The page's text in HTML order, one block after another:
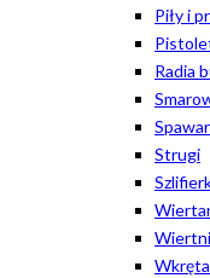
Piły i
Radia
Strugi